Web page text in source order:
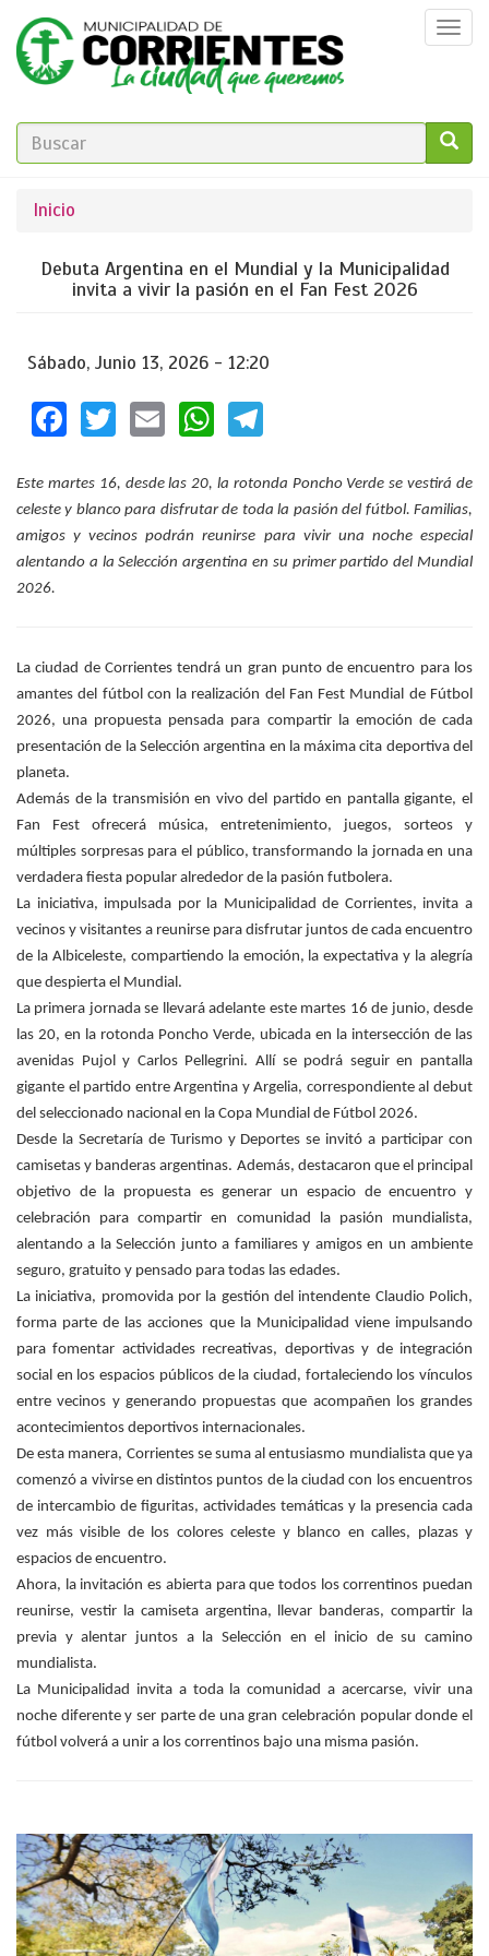
Pasar
contenido
principal
FORMULARIO
BÚSQUEDA
Se
encuentra
usted
Inicio
Debuta Argentina en el Mundial y la Municipalidad
invita a vivir la pasión en el Fan Fest 2026
Sábado, Junio 13, 2026 - 12:20
Facebook
TwitterEmailWhatsApp
Este martes 16, desde las 20, la rotonda Poncho Verde se vestirá de
celeste y blanco para disfrutar de toda la pasión del fútbol. Familias,
amigos y vecinos podrán reunirse para vivir una noche especial
alentando a la Selección argentina en su primer partido del Mundial
2026.
La ciudad de Corrientes tendrá un gran punto de encuentro para los
amantes del fútbol con la realización del Fan Fest Mundial de Fútbol
2026, una propuesta pensada para compartir la emoción de cada
presentación de la Selección argentina en la máxima cita deportiva del
planeta.
Además de la transmisión en vivo del partido en pantalla gigante, el
Fan Fest ofrecerá música, entretenimiento, juegos, sorteos y
múltiples sorpresas para el público, transformando la jornada en una
verdadera fiesta popular alrededor de la pasión futbolera.
La iniciativa, impulsada por la Municipalidad de Corrientes, invita a
vecinos y visitantes a reunirse para disfrutar juntos de cada encuentro
de la Albiceleste, compartiendo la emoción, la expectativa y la alegría
que despierta el Mundial.
La primera jornada se llevará adelante este martes 16 de junio, desde
las 20, en la rotonda Poncho Verde, ubicada en la intersección de las
avenidas Pujol y Carlos Pellegrini. Allí se podrá seguir en pantalla
gigante el partido entre Argentina y Argelia, correspondiente al debut
del seleccionado nacional en la Copa Mundial de Fútbol 2026.
Desde la Secretaría de Turismo y Deportes se invitó a participar con
camisetas y banderas argentinas. Además, destacaron que el principal
objetivo de la propuesta es generar un espacio de encuentro y
celebración para compartir en comunidad la pasión mundialista,
alentando a la Selección junto a familiares y amigos en un ambiente
seguro, gratuito y pensado para todas las edades.
La iniciativa, promovida por la gestión del intendente Claudio Polich,
forma parte de las acciones que la Municipalidad viene impulsando
para fomentar actividades recreativas, deportivas y de integración
social en los espacios públicos de la ciudad, fortaleciendo los vínculos
entre vecinos y generando propuestas que acompañen los grandes
acontecimientos deportivos internacionales.
De esta manera, Corrientes se suma al entusiasmo mundialista que ya
comenzó a vivirse en distintos puntos de la ciudad con los encuentros
de intercambio de figuritas, actividades temáticas y la presencia cada
vez más visible de los colores celeste y blanco en calles, plazas y
espacios de encuentro.
Ahora, la invitación es abierta para que todos los correntinos puedan
reunirse, vestir la camiseta argentina, llevar banderas, compartir la
previa y alentar juntos a la Selección en el inicio de su camino
mundialista.
La Municipalidad invita a toda la comunidad a acercarse, vivir una
noche diferente y ser parte de una gran celebración popular donde el
fútbol volverá a unir a los correntinos bajo una misma pasión.